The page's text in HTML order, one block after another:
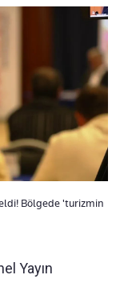
Bölgede 'turizmin
Yayın